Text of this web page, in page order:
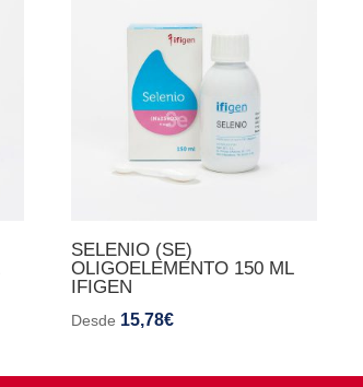
SELENIO (SE)
OLIGOELEMENTO 150 ML
IFIGEN
Desde 15,78€